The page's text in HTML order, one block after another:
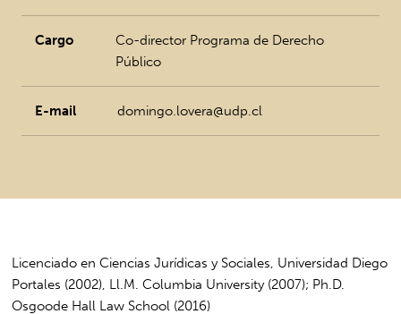
Cargo
Co-director Programa de Derecho
Público
E-mail domingo.lovera@udp.cl
Licenciado en Ciencias Jurídicas y Sociales, Universidad Diego
Portales (2002), Ll.M. Columbia University (2007); Ph.D.
Osgoode Hall Law School (2016)